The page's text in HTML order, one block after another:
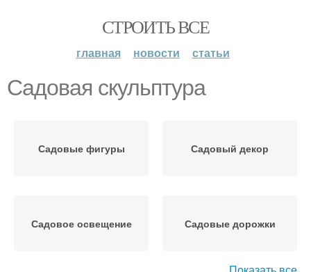
СТРОИТЬ ВСЕ
главная новости статьи
Садовая скульптура
Садовые фигуры Садовый декор
Садовое освещение Садовые дорожки